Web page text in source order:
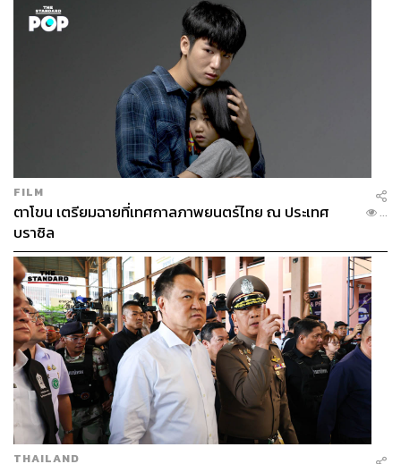
FILM
ตาโขน เตรียมฉายที่เทศกาลภาพยนตร์ไทย ณ ประเทศ
บราซิล
...
THAILAND